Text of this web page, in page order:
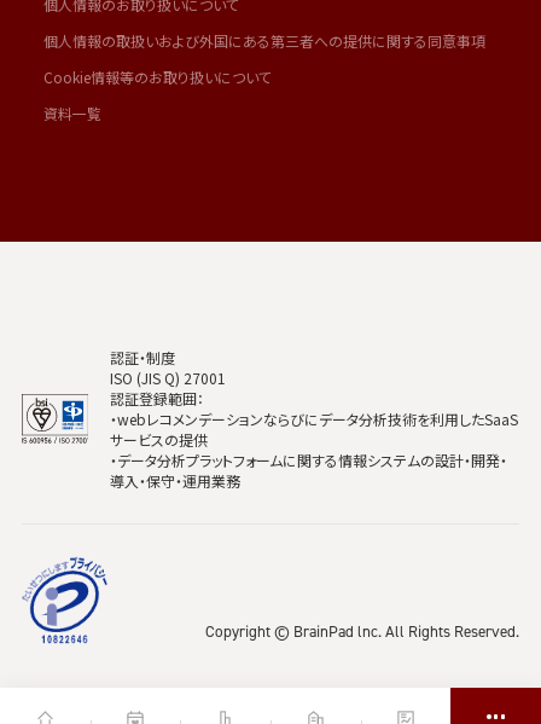
個人情報のお取り扱いについて
個人情報の取扱いおよび外国にある第三者への提供に関する同意事項
Cookie情報等のお取り扱いについて
資料一覧
認証・制度
ISO (JIS Q) 27001
認証登録範囲：
・webレコメンデーションならびにデータ分析技術を利用したSaaS
サービスの提供
・データ分析プラットフォームに関する情報システムの設計・開発・
導入・保守・運用業務
Copyright © BrainPad lnc. All Rights Reserved.